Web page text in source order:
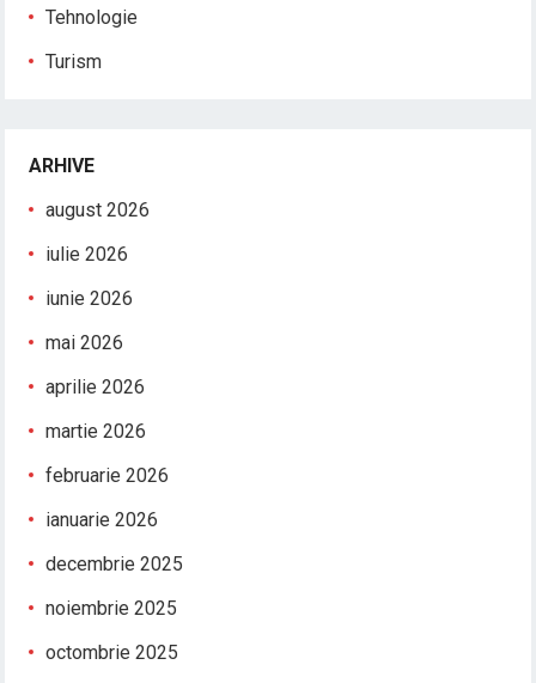
Tehnologie
Turism
ARHIVE
august 2026
iulie 2026
iunie 2026
mai 2026
aprilie 2026
martie 2026
februarie 2026
ianuarie 2026
decembrie 2025
noiembrie 2025
octombrie 2025